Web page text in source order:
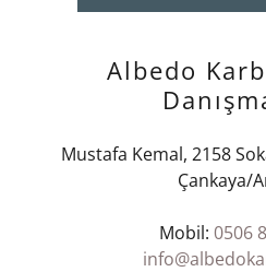
Albedo
Mustafa Kemal, 2158
Çankaya/
Mobil: 0506